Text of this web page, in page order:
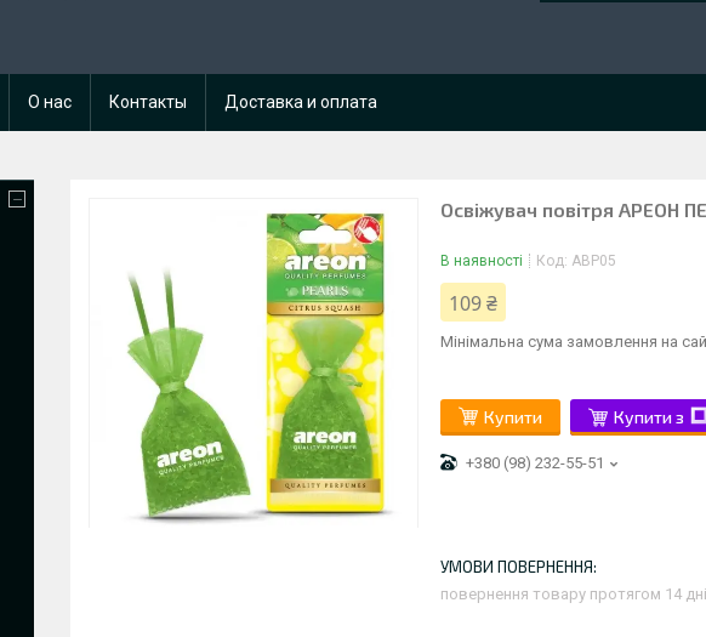
О нас Контакты Доставка и оплата
Освіжувач повітря АРЕОН
В наявності Код: ABP05
109 ₴
Мінімальна сума замовлення на
Купити Купити з
+380 (98) 232-55-51
повернення товару протягом 14